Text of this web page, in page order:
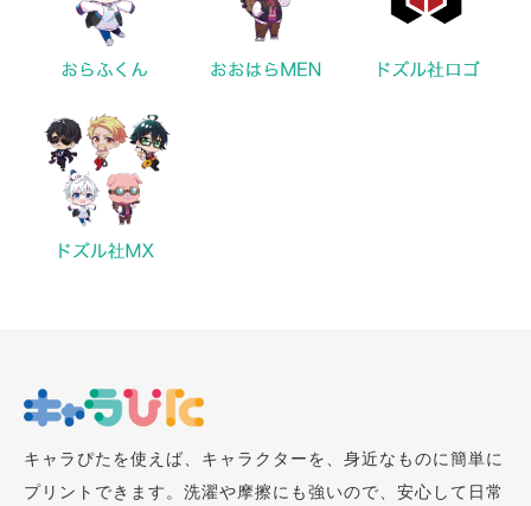
キャラぴたを使えば、キャラクターを、身近なものに簡単に
プリントできます。洗濯や摩擦にも強いので、安心して日常